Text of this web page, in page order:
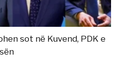
sot në Kuvend, PDK e